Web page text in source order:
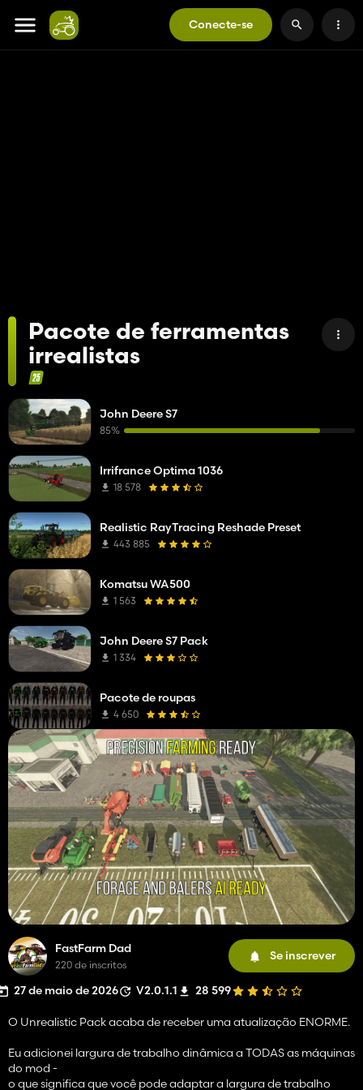
Conecte-se
Pacote de ferramentas
irrealistas
FastFarm Dad
220 de inscritos
Se inscrever
27 de maio de 2026 V2.0.1.1 28 599
O Unrealistic Pack acaba de receber uma atualização ENORME.
Eu adicionei largura de trabalho dinâmica a TODAS as máquinas
do mod -
o que significa que você pode adaptar a largura de trabalho
John Deere S7
85%
Irrifrance Optima 1036
18 578
Realistic RayTracing Reshade Preset
443 885
Komatsu WA500
1 563
John Deere S7 Pack
1 334
Pacote de roupas
4 650